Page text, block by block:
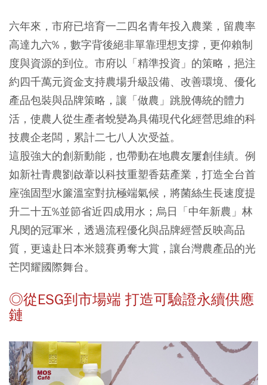
六年來，市府已培育一二四名青年投入農業，留農率
高達九六%，數字背後絕非單靠理想支撐，更仰賴制
度與資源的到位。市府以「精準投資」的策略，挹注
約四千萬元資金支持農場升級設備、改善環境、優化
產品包裝與品牌策略，讓「做農」跳脫傳統的體力
活，使農人從生產者蛻變為具備現代化經營思維的科
技農企老闆，累計二七八人次受益。
這股強大的創新動能，也帶動在地農友屢創佳績。例
如新社青農劉啟葦以科技重塑香菇產業，打造全台首
座強固型水簾溫室對抗極端氣候，將菌絲生長速度提
升二十五%並節省近四成用水；烏日「中年新農」林
凡閔的冠軍米，透過流程優化與品牌經營反映高品
質，更遠赴日本米競賽勇奪大賞，讓台灣農產品的光
芒閃耀國際舞台。
◎從ESG到市場端 打造可驗證永續供應
鏈